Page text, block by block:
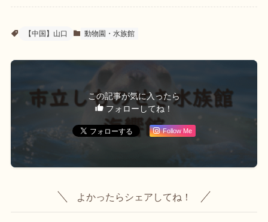
【中国】山口 動物園・水族館
この記事が気に入ったら
フォローしてね！
Follow Me
よかったらシェアしてね！